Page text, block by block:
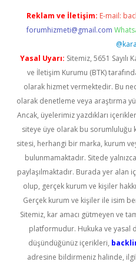
Reklam ve İletişim: E-mail:
forumhizmeti@gmail.com
Yasal Uyarı: Sitemiz, 5651
ve İletişim Kurumu (BTK)
olarak hizmet vermektedir. Bu
olarak denetleme veya araştırma
Ancak, üyelerimiz yazdıkları
siteye üye olarak bu sorumluluğu
sitesi, herhangi bir marka, kurum
bulunmamaktadır. Sitede
paylaşılmaktadır. Burada yer alan
olup, gerçek kurum ve kişiler
Gerçek kurum ve kişiler ile isim
Sitemiz, kar amacı gütmeyen ve
platformudur. Hukuka ve yasal
düşündüğünüz içerikleri,
adresine bildirmeniz halinde,